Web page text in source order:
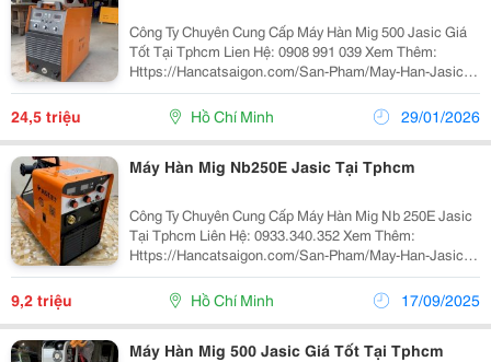
Công Ty Chuyên Cung Cấp Máy Hàn Mig 500 Jasic Giá
Tốt Tại Tphcm Lien Hệ: 0908 991 039 Xem Thêm:
Https://Hancatsaigon.com/San-Pham/May-Han-Jasic-
Mig-500/ Máy Hàn Mig 500 Jasic Có Thông Số Kỹ Thuật:
Hãng Sản Xuất Jasic Model Mig 500 Nguồn...
24,5 triệu Hồ Chí Minh 29/01/2026
Máy Hàn Mig Nb250E Jasic Tại Tphcm
Công Ty Chuyên Cung Cấp Máy Hàn Mig Nb 250E Jasic
Tại Tphcm Liên Hệ: 0933.340.352 Xem Thêm:
Https://Hancatsaigon.com/San-Pham/May-Han-Jasic-
Mig-250/ Máy Hàn Mig Nb 250E Jasic Tại Tphcm Có
Thông Số Kỹ Thuật: Hãng Sản Xuất Jasic Model...
9,2 triệu Hồ Chí Minh 17/09/2025
Máy Hàn Mig 500 Jasic Giá Tốt Tại Tphcm